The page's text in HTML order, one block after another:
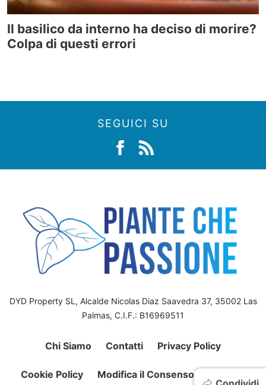
Il basilico da interno ha deciso di morire?
Colpa di questi errori
SEGUICI SU
DYD Property SL, Alcalde Nicolas Diaz Saavedra 37, 35002 Las
Palmas, C.I.F.: B16969511
Chi Siamo Contatti Privacy Policy
Cookie Policy Modifica il Consenso sui Cookie